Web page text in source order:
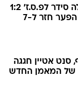
צמד של דמבלה סידר לפ.ס.ז' 1:2
חזר ל-7
סנט אטיין חגגה
של המאמן החדש